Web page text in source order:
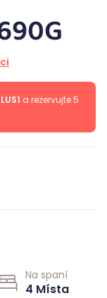
a rezervujte 5
Na spaní
4 Místa